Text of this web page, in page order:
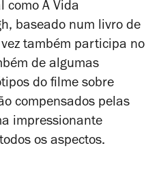
como A Vida
, baseado num livro de
também participa no
de algumas
do filme sobre
compensados pelas
impressionante
os aspectos.